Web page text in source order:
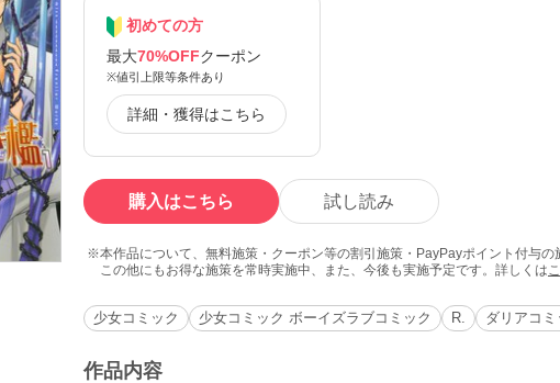
初めての方
最大70%OFFクーポン
※値引上限等条件あり
詳細・獲得はこちら
購入はこちら 試し読み
本作品について、無料施策・クーポン等の割引施策・PayPayポイント付与の
この他にもお得な施策を常時実施中、また、今後も実施予定です。詳しくは
少女コミック 少女コミック ボーイズラブコミック R. ダリアコ
作品内容